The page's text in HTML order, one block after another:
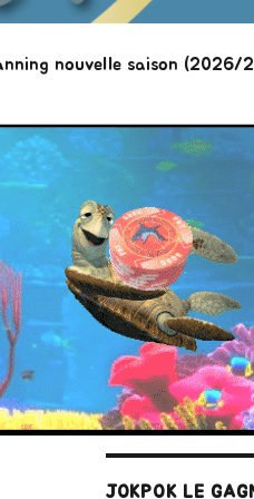
nouvelle saison (2026/
JOKPOK LE